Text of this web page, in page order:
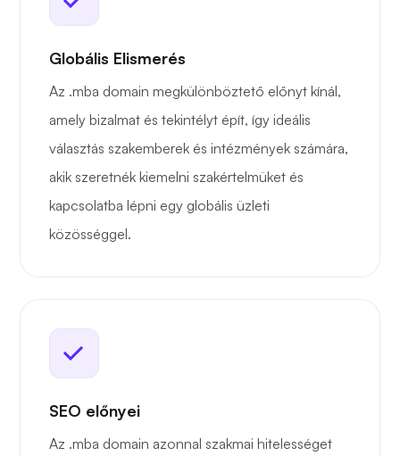
Globális Elismerés
Az .mba domain megkülönböztető előnyt kínál,
amely bizalmat és tekintélyt épít, így ideális
választás szakemberek és intézmények számára,
akik szeretnék kiemelni szakértelmüket és
kapcsolatba lépni egy globális üzleti
közösséggel.
SEO előnyei
Az .mba domain azonnal szakmai hitelességet